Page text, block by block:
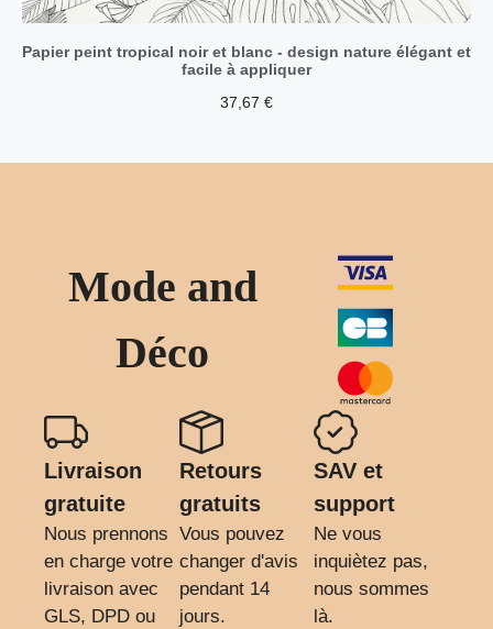
Papier peint tropical noir et blanc - design nature élégant et
facile à appliquer
37,67 €
Mode and
Déco
Livraison
gratuite
Nous prennons
en charge votre
livraison avec
GLS, DPD ou
Retours
gratuits
Vous pouvez
changer d'avis
pendant 14
jours.
SAV et
support
Ne vous
inquiètez pas,
nous sommes
là.